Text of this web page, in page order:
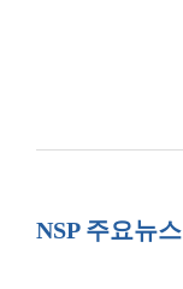
NSP 주요뉴스